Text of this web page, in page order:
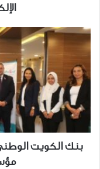
بنك
الكويت
الوطني-
مصر
يوقع
بروتوكول
تعاون
مع
مؤسسة
بهية
بنك الكويت